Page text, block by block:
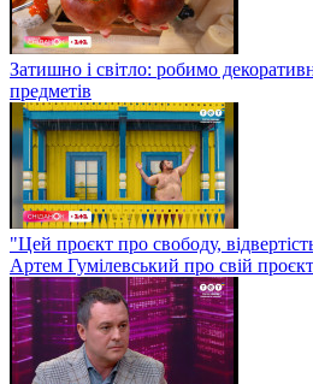
Затишно і світло: робимо
предметів
"Цей проєкт про свободу,
Артем Гумілевський про свій проєкт